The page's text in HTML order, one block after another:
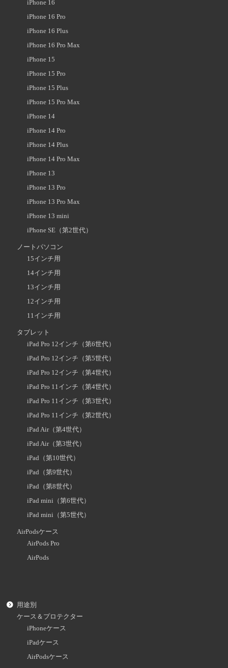
iPhone 16
iPhone 16 Pro
iPhone 16 Plus
iPhone 16 Pro Max
iPhone 15
iPhone 15 Pro
iPhone 15 Plus
iPhone 15 Pro Max
iPhone 14
iPhone 14 Pro
iPhone 14 Plus
iPhone 14 Pro Max
iPhone 13
iPhone 13 Pro
iPhone 13 Pro Max
iPhone 13 mini
iPhone SE（第2世代）
ノートパソコン
15インチ用
14インチ用
13インチ用
12インチ用
11インチ用
タブレット
iPad Pro 12インチ（第6世代）
iPad Pro 12インチ（第5世代）
iPad Pro 12インチ（第4世代）
iPad Pro 11インチ（第4世代）
iPad Pro 11インチ（第3世代）
iPad Pro 11インチ（第2世代）
iPad Air（第4世代）
iPad Air（第3世代）
iPad（第10世代）
iPad（第9世代）
iPad（第8世代）
iPad mini（第6世代）
iPad mini（第5世代）
AirPodsケース
AirPods Pro
AirPods
用途別
ケース＆プロテクター
iPhoneケース
iPadケース
AirPodsケース